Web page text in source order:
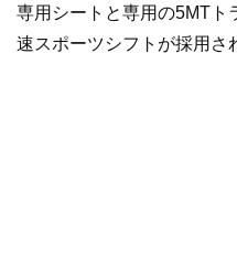
専用シートと専用の5MTト
速スポーツシフトが採用さ